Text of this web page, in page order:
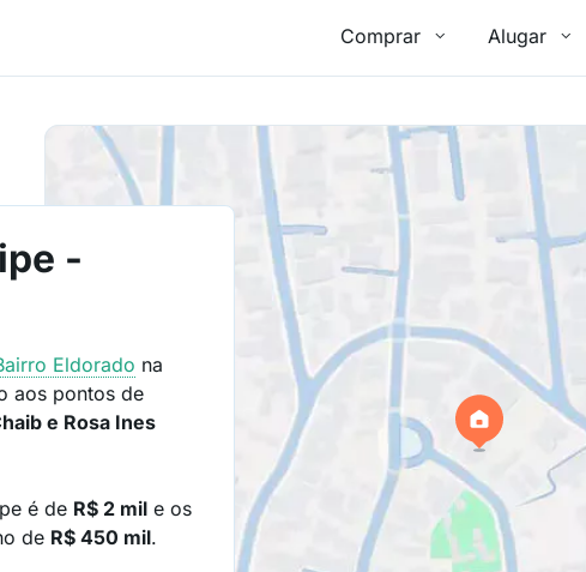
Comprar Alugar
-
Eldorado na
aos pontos de
e Rosa Ines
é de R$ 2 mil e os
de R$ 450 mil.